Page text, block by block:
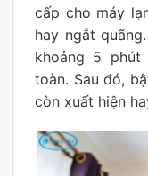
cấp cho máy
hay ngắt
khoảng 5
toàn. Sau đó,
còn xuất hiện